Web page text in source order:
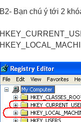
B2- Bạn chú ý tới 2